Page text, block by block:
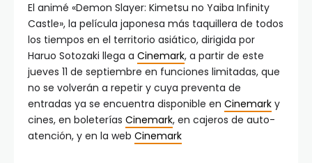
El animé «Demon Slayer: Kimetsu no Yaiba Infinity
Castle», la película japonesa más taquillera de todos
los tiempos en el territorio asiático, dirigida por
Haruo Sotozaki llega a Cinemark, a partir de este
jueves 11 de septiembre en funciones limitadas, que
no se volverán a repetir y cuya preventa de
entradas ya se encuentra disponible en Cinemark y
cines, en boleterías Cinemark, en cajeros de auto-
atención, y en la web Cinemark